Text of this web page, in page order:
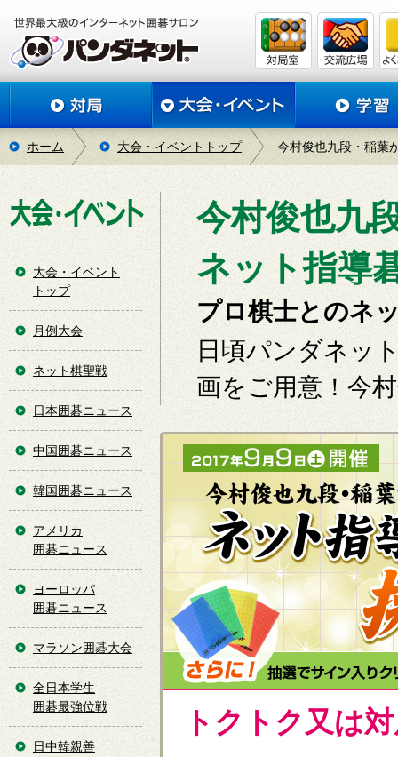
ホーム 大会・イベントトップ 今村俊也九段・稲葉
今村俊也九
ネット指導
プロ棋士とのネ
日頃パンダネッ
画をご用意！今
トクトク又は
大会・イベント
トップ
月例大会
ネット棋聖戦
日本囲碁ニュース
中国囲碁ニュース
韓国囲碁ニュース
アメリカ
囲碁ニュース
ヨーロッパ
囲碁ニュース
マラソン囲碁大会
全日本学生
囲碁最強位戦
日中韓親善